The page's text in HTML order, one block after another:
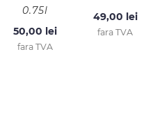
0.75l
50,00 lei
fara TVA
49,00 lei
fara TVA